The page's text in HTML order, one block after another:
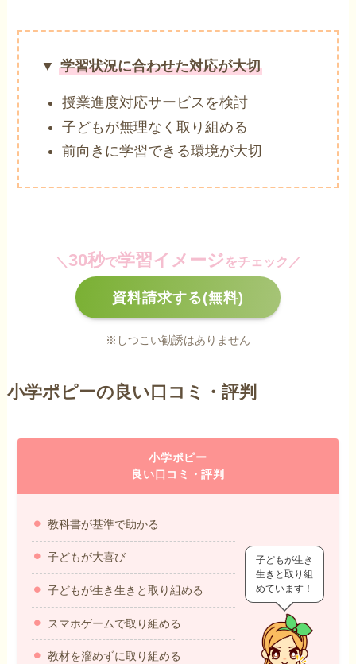
▼学習状況に合わせた対応が大切
授業進度対応サービスを検討
子どもが無理なく取り組める
前向きに学習できる環境が大切
＼ 30秒で学習イメージ をチェック／
資料請求する(無料)
※しつこい勧誘はありません
小学ポピーの良い口コミ・評判
小学ポピー
良い口コミ・評判
教科書が基準で助かる
子どもが大喜び
子どもが生き生きと取り組める
スマホゲームで取り組める
教材を溜めずに取り組める
子どもが生き
生きと取り組
めています！